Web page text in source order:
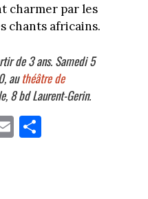
charmer par les
chants africains.
de 3 ans. Samedi 5
authéâtre de
8 bd Laurent-Gerin.
E
m
Pa
rt